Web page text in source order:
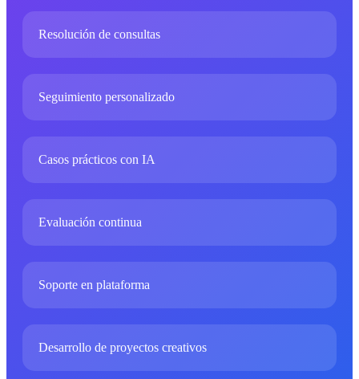
Resolución de consultas
Seguimiento personalizado
Casos prácticos con IA
Evaluación continua
Soporte en plataforma
Desarrollo de proyectos creativos